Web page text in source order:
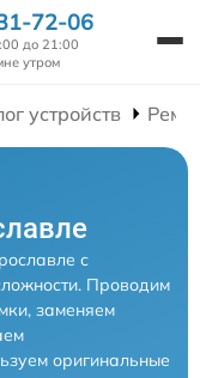
72-06
до 21:00
утром
устройств
с
Проводим
заменяем
оригинальные